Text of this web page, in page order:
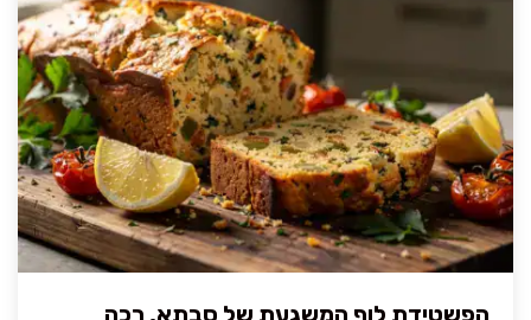
הפשטידת לוף המשגעת של סבתא, רכה